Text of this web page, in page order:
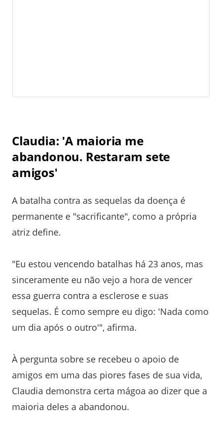
Claudia: 'A maioria me
abandonou. Restaram sete
amigos'
A batalha contra as sequelas da doença é
permanente e "sacrificante", como a própria
atriz define.
"Eu estou vencendo batalhas há 23 anos, mas
sinceramente eu não vejo a hora de vencer
essa guerra contra a esclerose e suas
sequelas. É como sempre eu digo: 'Nada como
um dia após o outro'", afirma.
À pergunta sobre se recebeu o apoio de
amigos em uma das piores fases de sua vida,
Claudia demonstra certa mágoa ao dizer que a
maioria deles a abandonou.